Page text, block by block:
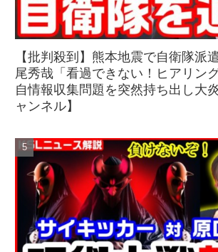
【批判殺到】熊本地震で自衛隊派
尾秀哉「看過できない！ヒアリン
自情報収集問題を突然持ち出し大
ャンネル】